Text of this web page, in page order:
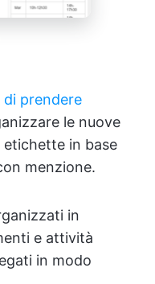
prendere
le nuove
etichette in base
menzione.
in
e attività
in modo